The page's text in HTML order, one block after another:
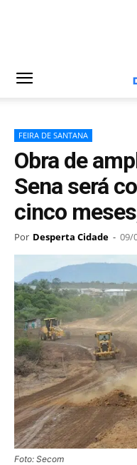
FEIRA DE SANTANA
Obra de
Sena será
cinco
Por Desperta Cidade - 09/
Foto: Secom